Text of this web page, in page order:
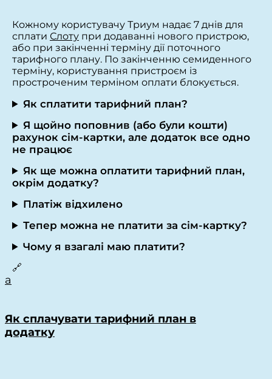
Кожному користувачу Триум надає 7 днів для
сплати Слоту при додаванні нового пристрою,
або при закінченні терміну дії поточного
тарифного плану. По закінченню семиденного
терміну, користування пристроєм із
простроченим терміном оплати блокується.
Як сплатити тарифний план?
Я щойно поповнив (або були кошти)
рахунок сім-картки, але додаток все одно
не працює
Як ще можна оплатити тарифний план,
окрім додатку?
Платіж відхилено
Тепер можна не платити за сім-картку?
Чому я взагалі маю платити?
🔗
a
Як сплачувати тарифний план в
додатку